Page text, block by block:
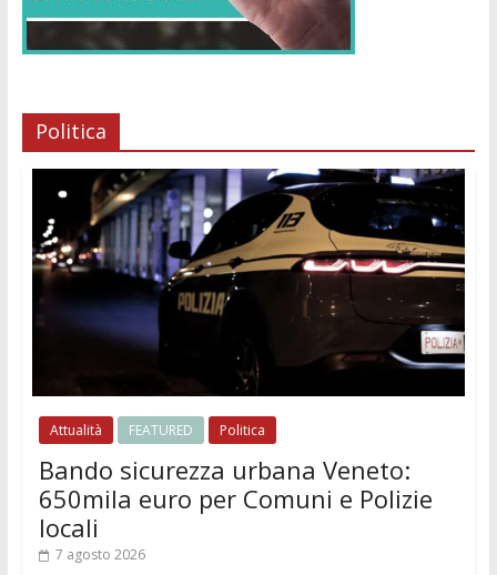
Politica
Attualità FEATURED Politica
Bando sicurezza urbana Veneto:
650mila euro per Comuni e Polizie
locali
7 agosto 2026